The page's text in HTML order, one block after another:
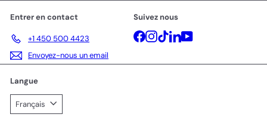
Entrer en contact
+1 450 500 4423
Envoyez-nous un email
Suivez nous
Facebook
Instagram
TikTokLinkedInYouTube
Langue
Français